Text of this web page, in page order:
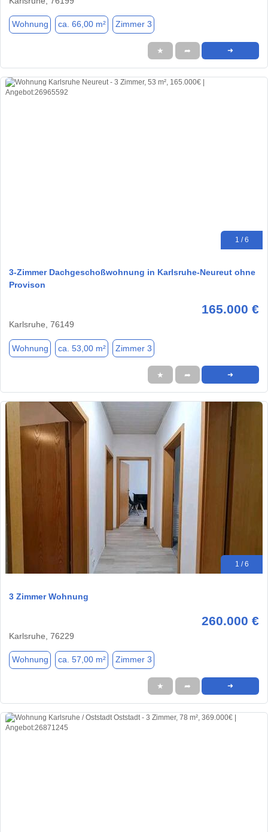
Wohnung ca. 66,00 m² Zimmer 3
★ ➦ ➜
1 / 6
3-Zimmer Dachgeschoßwohnung in Karlsruhe-Neureut ohne
Provison
165.000 €
Karlsruhe, 76149
Wohnung ca. 53,00 m² Zimmer 3
★ ➦ ➜
1 / 6
3 Zimmer Wohnung
260.000 €
Karlsruhe, 76229
Wohnung ca. 57,00 m² Zimmer 3
★ ➦ ➜